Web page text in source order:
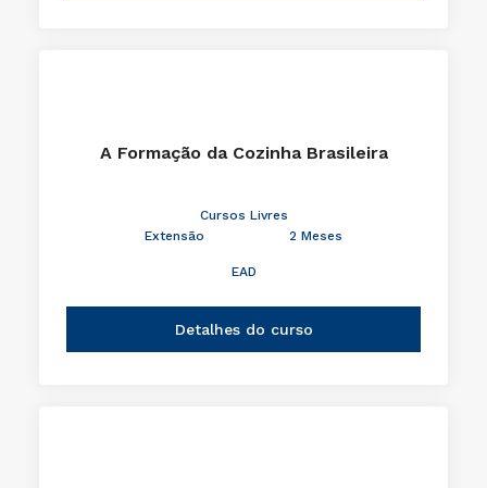
A Formação da Cozinha Brasileira
Cursos Livres
Extensão
2 Meses
EAD
Detalhes do curso